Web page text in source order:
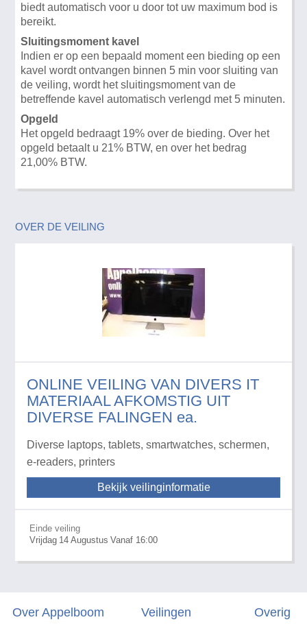
biedt automatisch voor u door tot uw maximum bod is
bereikt.
Sluitingsmoment kavel
Indien er op een bepaald moment een bieding op een
kavel wordt ontvangen binnen 5 min voor sluiting van
de veiling, wordt het sluitingsmoment van de
betreffende kavel automatisch verlengd met 5 minuten.
Opgeld
Het opgeld bedraagt 19% over de bieding. Over het
opgeld betaalt u 21% BTW, en over het bedrag
21,00% BTW.
OVER DE VEILING
ONLINE VEILING VAN DIVERS IT
MATERIAAL AFKOMSTIG UIT
DIVERSE FALINGEN ea.
Diverse laptops, tablets, smartwatches, schermen,
e-readers, printers
Bekijk veilinginformatie
Einde veiling
Vrijdag 14 Augustus Vanaf 16:00
Over Appelboom Veilingen Overig